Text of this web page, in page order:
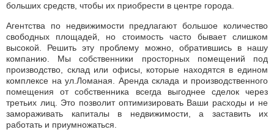
больших средств, чтобы их приобрести в центре города.
Агентства по недвижимости предлагают большое количество
свободных площадей, но стоимость часто бывает слишком
высокой. Решить эту проблему можно, обратившись в нашу
компанию. Мы собственники просторных помещений под
производство, склад или офисы, которые находятся в едином
комплексе на ул.Ломаная. Аренда склада и производственного
помещения от собственника всегда выгоднее сделок через
третьих лиц. Это позволит оптимизировать Ваши расходы и не
замораживать капиталы в недвижимости, а заставить их
работать и приумножаться.